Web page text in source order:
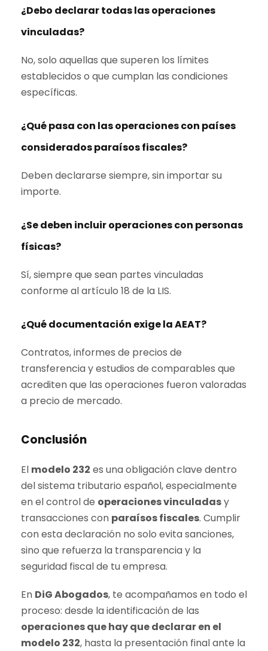
¿Debo declarar todas las operaciones
vinculadas?
No, solo aquellas que superen los límites
establecidos o que cumplan las condiciones
específicas.
¿Qué pasa con las operaciones con países
considerados paraísos fiscales?
Deben declararse siempre, sin importar su
importe.
¿Se deben incluir operaciones con personas
físicas?
Sí, siempre que sean partes vinculadas
conforme al artículo 18 de la LIS.
¿Qué documentación exige la AEAT?
Contratos, informes de precios de
transferencia y estudios de comparables que
acrediten que las operaciones fueron valoradas
a precio de mercado.
Conclusión
El modelo 232 es una obligación clave dentro
del sistema tributario español, especialmente
en el control de operaciones vinculadasy
transacciones con paraísos fiscales. Cumplir
con esta declaración no solo evita sanciones,
sino que refuerza la transparencia y la
seguridad fiscal de tu empresa.
En DiG Abogados, te acompañamos en todo el
proceso: desde la identificación de las
operaciones que hay que declarar en el
modelo 232, hasta la presentación final ante la